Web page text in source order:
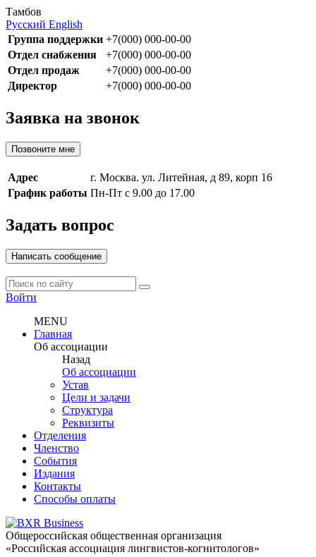
Тамбов
Русский English
Группа поддержки +7(000) 000-00-00
Отдел снабжения
+7(000) 000-00-00
Отдел продаж
+7(000) 000-00-00
Директор
+7(000) 000-00-00
Заявка на звонок
Позвоните мне
Адрес
г. Москва. ул. Литейная, д 89, корп 16
График работы Пн-Пт с 9.00 до 17.00
Задать вопрос
Написать сообщение
Войти
MENU
Главная
Об ассоциации
Назад
Об ассоциации
Устав
Цели и задачи
Структура
Реквизиты
Отделения
Членство
События
Издания
Контакты
Способы оплаты
Общероссийская общественная организация
«Российская ассоциация лингвистов-когнитологов»